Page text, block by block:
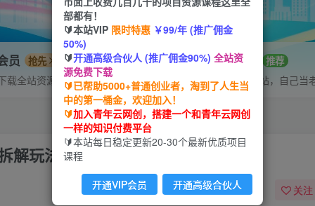
员 抢先
载全站资源
招募站长 推荐
搭建同款网站，自己当
解玩法
关注
部都有！
🔰本站VIP 限时特惠 ￥99/年 (推广佣金
50%)
🔰开通高级合伙人 (推广佣金90%) 全站资
源免费下载
🔰已帮助5000+普通创业者，淘到了人生当
中的第一桶金，欢迎加入！
🔰加入青年云网创，搭建一个和青年云网创
一样的知识付费平台
🔰本站每日稳定更新20-30个最新优质项目
课程
开通VIP会员 开通高级合伙人